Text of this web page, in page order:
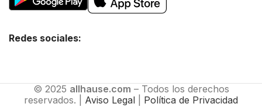
Redes sociales:
© 2025 allhause.com – Todos los derechos
reservados. | Aviso Legal Política de Privacidad